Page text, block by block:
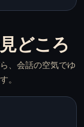
どころ
、会話の空気でゆ
。